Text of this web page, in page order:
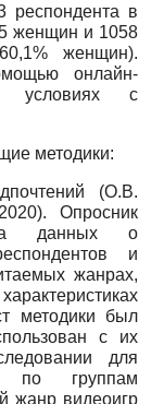
респондента в
женщин и 1058
женщин).
онлайн-
условиях с
методики:
(О.В.
Опросник
данных о
и
жанрах,
методики был
с их
для
по группам
жанр видеоигр